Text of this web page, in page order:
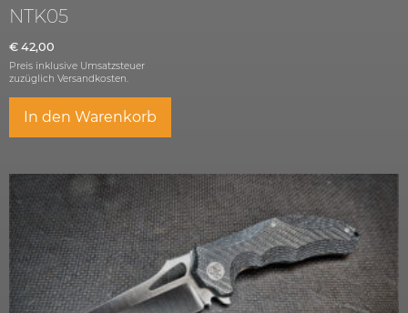
NTK05
€ 42,00
Preis inklusive Umsatzsteuer
zuzüglich Versandkosten.
In den Warenkorb